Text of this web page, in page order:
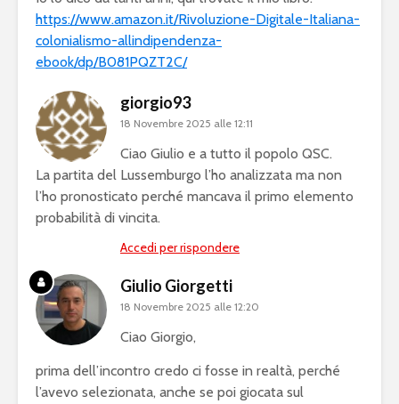
https://www.amazon.it/Rivoluzione-Digitale-Italiana-
colonialismo-allindipendenza-
ebook/dp/B081PQZT2C/
giorgio93
18 Novembre 2025 alle 12:11
Ciao Giulio e a tutto il popolo QSC.
La partita del Lussemburgo l’ho analizzata ma non
l’ho pronosticato perché mancava il primo elemento
probabilità di vincita.
Accedi per rispondere
Giulio Giorgetti
18 Novembre 2025 alle 12:20
Ciao Giorgio,
prima dell’incontro credo ci fosse in realtà, perché
l’avevo selezionata, anche se poi giocata sul